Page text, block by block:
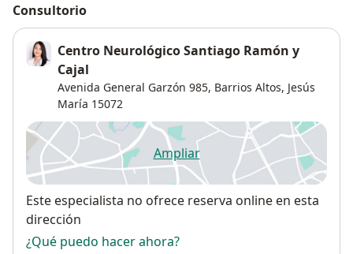
Consultorio
Centro Neurológico Santiago Ramón y
Cajal
Avenida General Garzón 985, Barrios Altos, Jesús
María 15072
Ampliarse abre en una nueva
Disponibilidad
Este especialista no ofrece reserva online en esta
dirección
¿Qué puedo hacer ahora?